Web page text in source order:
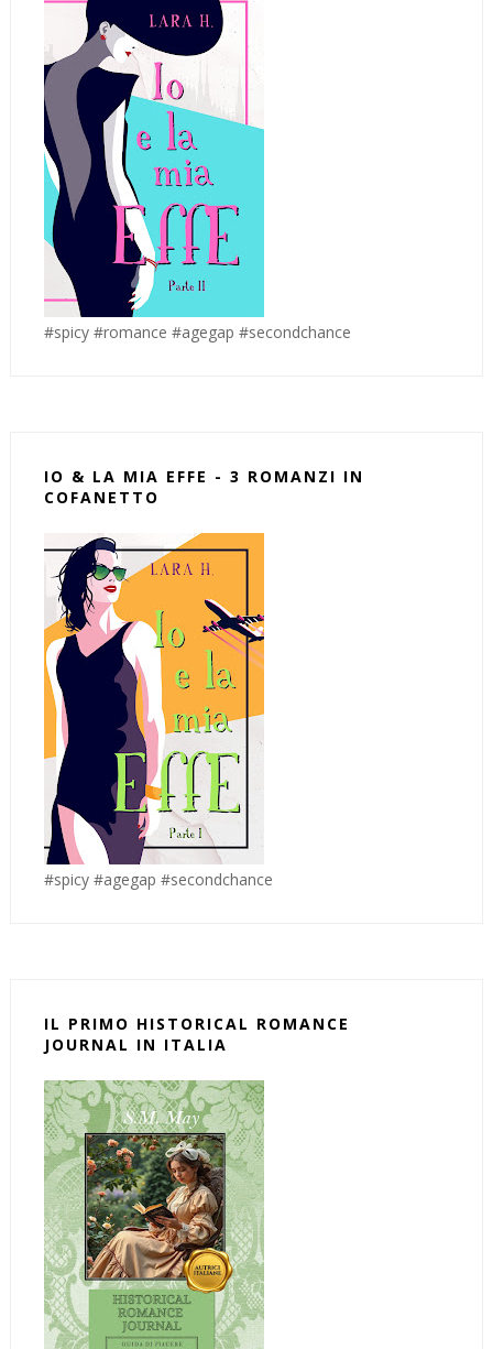
#spicy #romance #agegap #secondchance
IO & LA MIA EFFE - 3 ROMANZI IN
COFANETTO
#spicy #agegap #secondchance
IL PRIMO HISTORICAL ROMANCE
JOURNAL IN ITALIA